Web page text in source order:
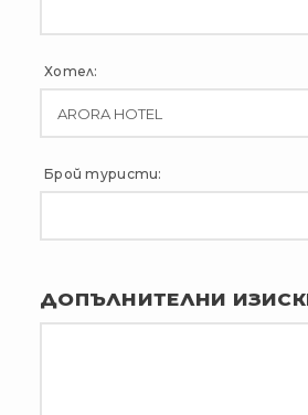
Хотел:
Брой туристи:
ДОПЪЛНИТЕЛНИ